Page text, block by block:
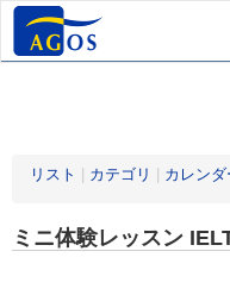
リスト カテゴリ カレンダ
ミニ体験レッスン